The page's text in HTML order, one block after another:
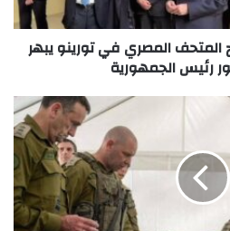
المصري في تورينو يبهر
رئيس الجمهورية